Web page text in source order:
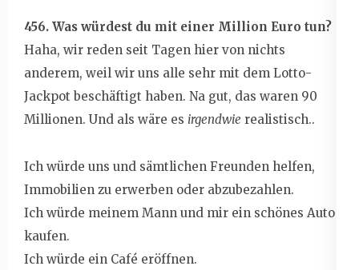
456. Was würdest du mit einer Million Euro tun?
Haha, wir reden seit Tagen hier von nichts
anderem, weil wir uns alle sehr mit dem Lotto-
Jackpot beschäftigt haben. Na gut, das waren 90
Millionen. Und als wäre es irgendwie realistisch..
Ich würde uns und sämtlichen Freunden helfen,
Immobilien zu erwerben oder abzubezahlen.
Ich würde meinem Mann und mir ein schönes Auto
kaufen.
Ich würde ein Café eröffnen.